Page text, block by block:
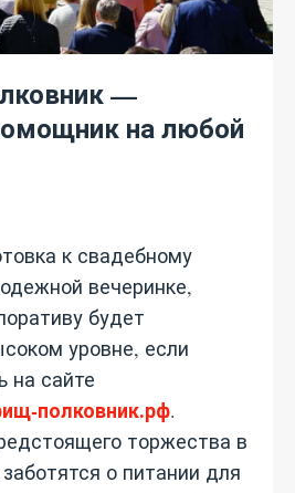
—
на любой
к свадебному
вечеринке,
будет
уровне, если
на сайте
полковник.рф.
торжества в
о питании для